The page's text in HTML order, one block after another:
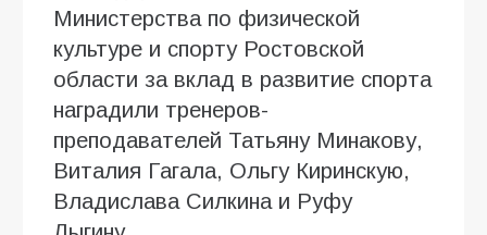
Министерства по физической
культуре и спорту Ростовской
области за вклад в развитие спорта
наградили тренеров-
преподавателей Татьяну Минакову,
Виталия Гагала, Ольгу Киринскую,
Владислава Силкина и Руфу